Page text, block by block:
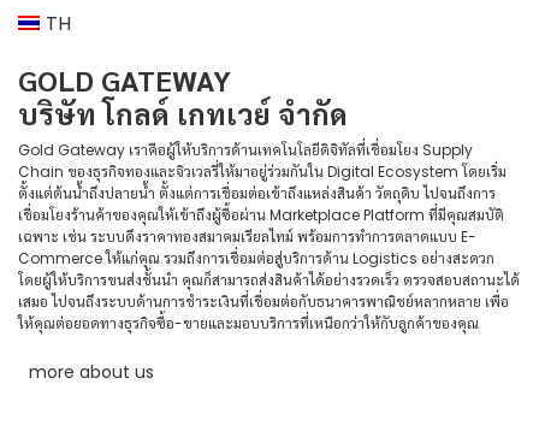
TH
GOLD GATEWAY
บริษัท โกลด์ เกทเวย์ จำกัด
Gold Gateway เราคือผู้ให้บริการด้านเทคโนโลยีดิจิทัลที่เชื่อมโยง Supply
Chain ของธุรกิจทองและจิวเวลรี่ให้มาอยู่ร่วมกันใน Digital Ecosystem โดยเริ่ม
ตั้งแต่ต้นน้ำถึงปลายน้ำ ตั้งแต่การเชื่อมต่อเข้าถึงแหล่งสินค้า วัตถุดิบ ไปจนถึงการ
เชื่อมโยงร้านค้าของคุณให้เข้าถึงผู้ซื้อผ่าน Marketplace Platform ที่มีคุณสมบัติ
เฉพาะ เช่น ระบบดึงราคาทองสมาคมเรียลไทม์ พร้อมการทำการตลาดแบบ E-
Commerce ให้แก่คุณ รวมถึงการเชื่อมต่อสู่บริการด้าน Logistics อย่างสะดวก
โดยผู้ให้บริการขนส่งชั้นนำ คุณก็สามารถส่งสินค้าได้อย่างรวดเร็ว ตรวจสอบสถานะได้
เสมอ ไปจนถึงระบบด้านการชำระเงินที่เชื่อมต่อกับธนาคารพาณิชย์หลากหลาย เพื่อ
ให้คุณต่อยอดทางธุรกิจซื้อ-ขายและมอบบริการที่เหนือกว่าให้กับลูกค้าของคุณ
more about us